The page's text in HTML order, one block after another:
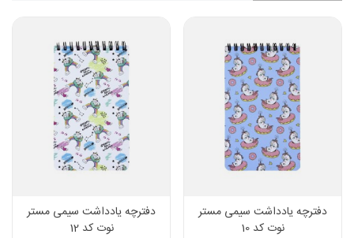
دفترچه یادداشت سیمی مستر
نوت کد 10
دفترچه یادداشت سیمی مستر
نوت کد 12